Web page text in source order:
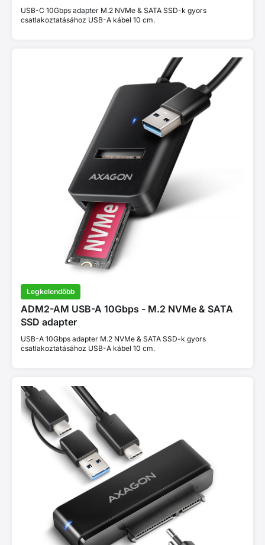
USB-C 10Gbps adapter M.2 NVMe & SATA SSD-k gyors
csatlakoztatásához USB-A kábel 10 cm.
Legkelendőbb
ADM2-AM USB-A 10Gbps - M.2 NVMe & SATA
SSD adapter
USB-A 10Gbps adapter M.2 NVMe & SATA SSD-k gyors
csatlakoztatásához USB-A kábel 10 cm.